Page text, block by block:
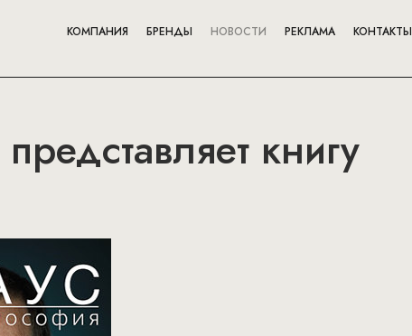
КОМПАНИЯ БРЕНДЫ НОВОСТИ РЕКЛАМА КОНТАКТЫ
книгу